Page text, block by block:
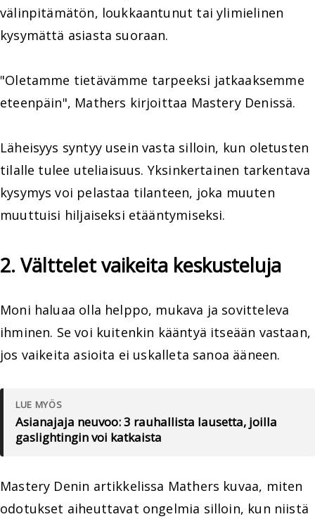
välinpitämätön, loukkaantunut tai ylimielinen
kysymättä asiasta suoraan.
"Oletamme tietävämme tarpeeksi jatkaaksemme
eteenpäin", Mathers kirjoittaa Mastery Denissä.
Läheisyys syntyy usein vasta silloin, kun oletusten
tilalle tulee uteliaisuus. Yksinkertainen tarkentava
kysymys voi pelastaa tilanteen, joka muuten
muuttuisi hiljaiseksi etääntymiseksi.
2. Välttelet vaikeita keskusteluja
Moni haluaa olla helppo, mukava ja sovitteleva
ihminen. Se voi kuitenkin kääntyä itseään vastaan,
jos vaikeita asioita ei uskalleta sanoa ääneen.
LUE MYÖS
Asianajaja neuvoo: 3 rauhallista lausetta, joilla
gaslightingin voi katkaista
Mastery Denin artikkelissa Mathers kuvaa, miten
odotukset aiheuttavat ongelmia silloin, kun niistä